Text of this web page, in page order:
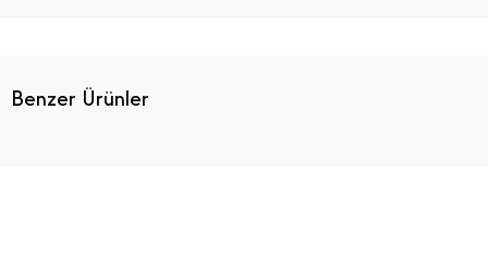
Benzer Ürünler